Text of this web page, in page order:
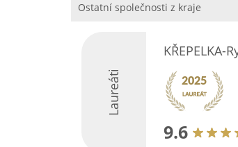
Ostatní společnosti z kraje
Laureáti
KŘEPELKA-
9.6